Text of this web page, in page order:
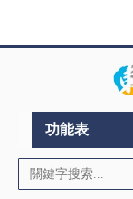
功能表